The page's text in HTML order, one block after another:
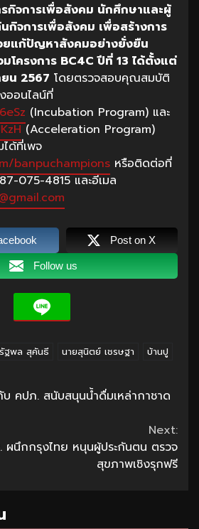
กิจการเพื่อสังคม นักศึกษาและผู้
นกิจการเพื่อสังคม เพื่อสร้างการ
ยแก้ปัญหาสังคมอย่างยั่งยืน
มโครงการ BC4C ปีที่ 13 ได้ตั้งแต่
น 2567 โดยตรวจสอบคุณสมบัติ
ออนไลน์ที่
(Incubation Program) และ
(Acceleration Program)
ด้ที่เพจ
banpuchampions หรือติดต่อที่
075-4815 และอีเมล
Post on X
Follow us
ฐพล สุคันธี นายสุนิตย์ เชรษฐา บ้านปู
บ คปภ. สนับสนุนน้ำดื่มเหล่ากาชาด
Next:
ผนึกกรุงไทย หนุนผู้ประกันตน ตรวจ
สุขภาพเชิงรุกฟรี